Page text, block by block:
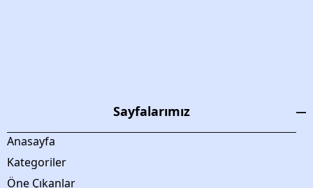
Sayfalarımız
Anasayfa
Kategoriler
Öne Çıkanlar